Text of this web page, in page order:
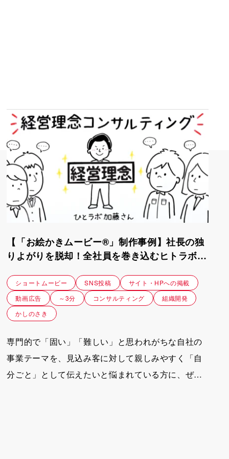
【「お絵かきムービー®」制作事例】社長の独
りよがりを脱却！全社員を巻き込むヒトラボ流
ショートムービー SNS投稿
サイト・HPへの掲載
動画広告
～3分 コンサルティング
組織開発
かしのさき
専門的で「固い」「難しい」と思われがちな自社の
事業テーマを、見込み客に対して親しみやすく「自
分ごと」として伝えたいと悩まれている方に、ぜひ